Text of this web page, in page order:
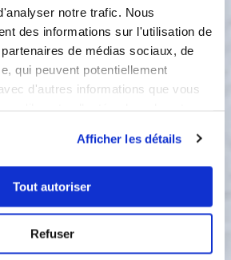
notre trafic. Nous
des informations sur l'utilisation de
de médias sociaux, de
qui peuvent potentiellement
d'autres informations que vous
Afficher les détails
Tout autoriser
Refuser
pécan